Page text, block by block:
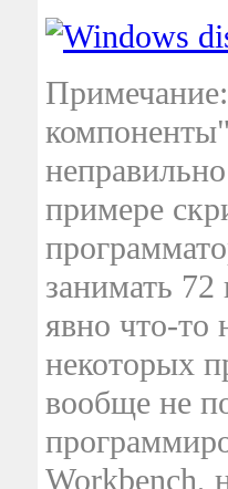
примере
занимать 72
явно что-то
некоторых
вообще не
Workbench,